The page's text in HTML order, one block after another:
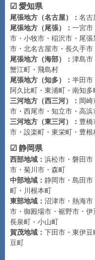
☑ 愛知県
尾張地方（名古屋）： 名古
尾張地方（尾張）： 一宮市
市・小牧市・稲沢市・尾
市・北名古屋市・長久手
尾張地方（海部）： 津島市
蟹江町・飛島村
尾張地方（知多）： 半田市
阿久比町・東浦町・南知
三河地方（西三河）： 岡
市・西尾市・知立市・高
三河地方（東三河）： 豊橋
市・設楽町・東栄町・豊根
☑ 静岡県
西部地域： 浜松市・磐田
市・菊川市・森町
中部地域： 静岡市・島田市
町・川根本町
東部地域： 沼津市・熱海
市・御殿場市・裾野市・
長泉町・小山町
賀茂地域： 下田市・東伊
豆町